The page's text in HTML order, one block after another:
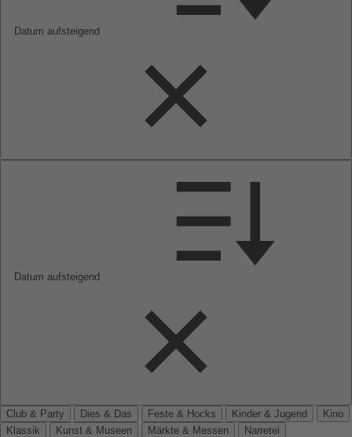
Datum aufsteigend
Datum aufsteigend
Club & Party Dies & Das Feste & Hocks Kinder & Jugend
Kino
Klassik
Kunst & Museen Märkte & Messen
Narretei